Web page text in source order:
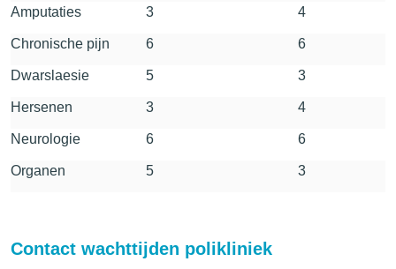
Amputaties 3 4
Chronische pijn 6 6
Dwarslaesie 5 3
Hersenen 3 4
Neurologie 6 6
Organen 5 3
Contact wachttijden polikliniek